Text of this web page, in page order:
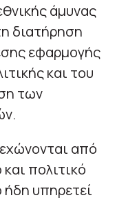
άμυνας
διατήρηση
εφαρμογής
και του
των
από
πολιτικό
υπηρετεί